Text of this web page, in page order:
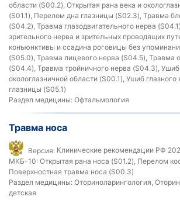
области (S00.2), Открытая рана века и
(S01.1), Перелом дна глазницы (S02.3), Травма
(S04.2), Травма глазодвигательного нерва
зрительного нерва и зрительных проводящих
конъюнктивы и ссадина роговицы без
(S05.0), Травма лицевого нерва (S04.5), Травма
(S04.4), Травма тройничного нерва (S04.3),
окологлазничной области (S00.1), Ушиб глазного
глазницы (S05.1)
Раздел медицины: Офтальмология
Травма носа
Версия: Клинические рекомендации РФ
МКБ-10: Открытая рана носа (S01.2), Перелом
Поверхностная травма носа (S00.3)
Раздел медицины: Оториноларингология,
детская